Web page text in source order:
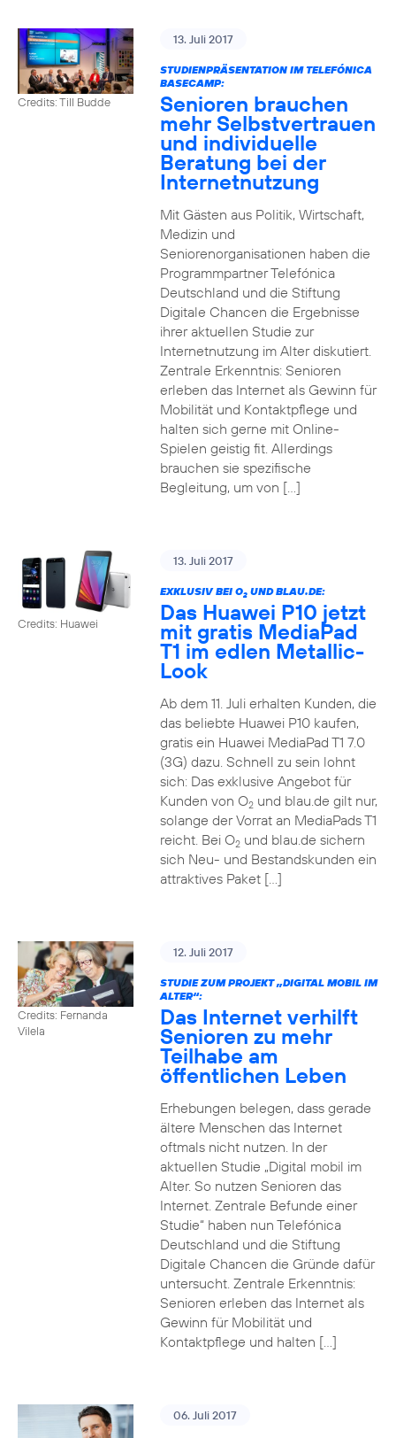
Credits: Till Budde
13. Juli 2017
STUDIENPRÄSENTATION IM TELEFÓNICA
BASECAMP:
Senioren brauchen
mehr Selbstvertrauen
und individuelle
Beratung bei der
Internetnutzung
Mit Gästen aus Politik, Wirtschaft,
Medizin und
Seniorenorganisationen haben die
Programmpartner Telefónica
Deutschland und die Stiftung
Digitale Chancen die Ergebnisse
ihrer aktuellen Studie zur
Internetnutzung im Alter diskutiert.
Zentrale Erkenntnis: Senioren
erleben das Internet als Gewinn für
Mobilität und Kontaktpflege und
halten sich gerne mit Online-
Spielen geistig fit. Allerdings
brauchen sie spezifische
Begleitung, um von […]
Credits: Huawei
13. Juli 2017
EXKLUSIV BEI O2UND BLAU.DE:
Das Huawei P10 jetzt
mit gratis MediaPad
T1 im edlen Metallic-
Look
Ab dem 11. Juli erhalten Kunden, die
das beliebte Huawei P10 kaufen,
gratis ein Huawei MediaPad T1 7.0
(3G) dazu. Schnell zu sein lohnt
sich: Das exklusive Angebot für
Kunden von O2und blau.de gilt nur,
solange der Vorrat an MediaPads T1
reicht. Bei O2und blau.de sichern
sich Neu- und Bestandskunden ein
attraktives Paket […]
Credits: Fernanda
Vilela
12. Juli 2017
STUDIE ZUM PROJEKT „DIGITAL MOBIL IM
ALTER“:
Das Internet verhilft
Senioren zu mehr
Teilhabe am
öffentlichen Leben
Erhebungen belegen, dass gerade
ältere Menschen das Internet
oftmals nicht nutzen. In der
aktuellen Studie „Digital mobil im
Alter. So nutzen Senioren das
Internet. Zentrale Befunde einer
Studie“ haben nun Telefónica
Deutschland und die Stiftung
Digitale Chancen die Gründe dafür
untersucht. Zentrale Erkenntnis:
Senioren erleben das Internet als
Gewinn für Mobilität und
Kontaktpflege und halten […]
06. Juli 2017